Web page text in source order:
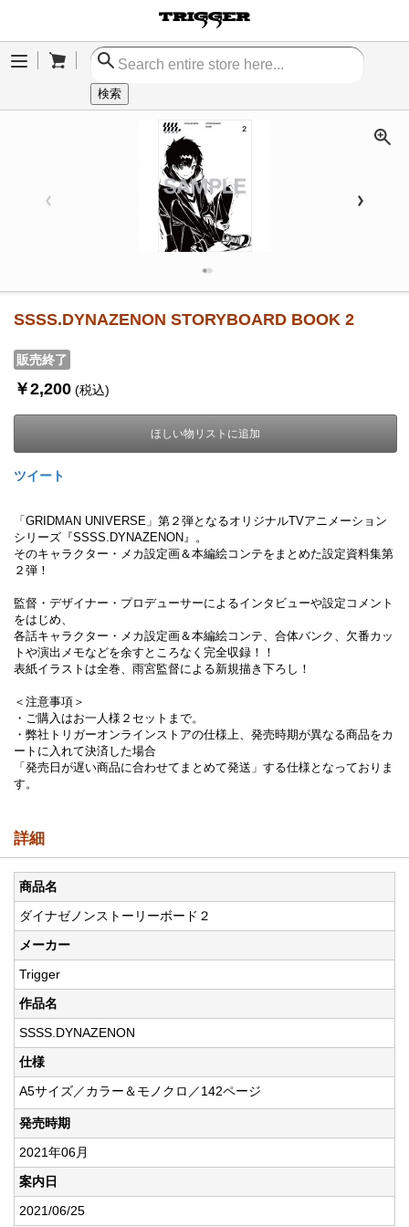
Menu
検索
SSSS.DYNAZENON STORYBOARD BOOK 2
販売終了
￥2,200 (税込)
ほしい物リストに追加
ツイート
「GRIDMAN UNIVERSE」第２弾となるオリジナルTVアニメーション
シリーズ『SSSS.DYNAZENON』。
そのキャラクター・メカ設定画＆本編絵コンテをまとめた設定資料集第
２弾！
監督・デザイナー・プロデューサーによるインタビューや設定コメント
をはじめ、
各話キャラクター・メカ設定画＆本編絵コンテ、合体バンク、欠番カッ
トや演出メモなどを余すところなく完全収録！！
表紙イラストは全巻、雨宮監督による新規描き下ろし！
＜注意事項＞
・ご購入はお一人様２セットまで。
・弊社トリガーオンラインストアの仕様上、発売時期が異なる商品をカ
ートに入れて決済した場合
「発売日が遅い商品に合わせてまとめて発送」する仕様となっておりま
す。
詳細
商品名
ダイナゼノンストーリーボード２
メーカー
Trigger
作品名
SSSS.DYNAZENON
仕様
A5サイズ／カラー＆モノクロ／142ページ
発売時期
2021年06月
案内日
2021/06/25